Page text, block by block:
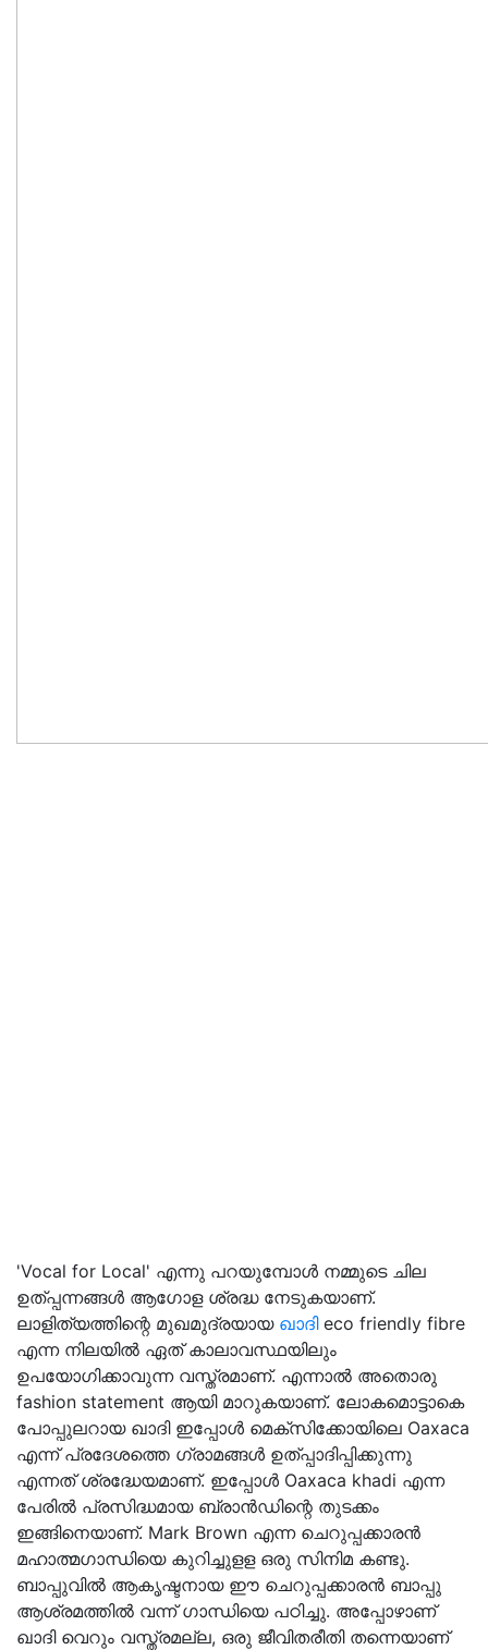
'Vocal for Local' എന്നു പറയുമ്പോള്‍ നമ്മുടെ ചില
ഉത്പ്പന്നങ്ങള്‍ ആഗോള ശ്രദ്ധ നേടുകയാണ്.
ലാളിത്യത്തിന്റെ മുഖമുദ്രയായ ഖാദിeco friendly fibre
എന്ന നിലയില്‍ ഏത് കാലാവസ്ഥയിലും
ഉപയോഗിക്കാവുന്ന വസ്ത്രമാണ്. എന്നാല്‍ അതൊരു
fashion statement ആയി മാറുകയാണ്. ലോകമൊട്ടാകെ
പോപ്പുലറായ ഖാദി ഇപ്പോള്‍ മെക്‌സിക്കോയിലെ Oaxaca
എന്ന് പ്രദേശത്തെ ഗ്രാമങ്ങള്‍ ഉത്പ്പാദിപ്പിക്കുന്നു
എന്നത് ശ്രദ്ധേയമാണ്. ഇപ്പോള്‍ Oaxaca khadi എന്ന
പേരില്‍ പ്രസിദ്ധമായ ബ്രാന്‍ഡിന്റെ തുടക്കം
ഇങ്ങിനെയാണ്. Mark Brown എന്ന ചെറുപ്പക്കാരന്‍
മഹാത്മഗാന്ധിയെ കുറിച്ചുളള ഒരു സിനിമ കണ്ടു.
ബാപ്പുവില്‍ ആകൃഷ്ടനായ ഈ ചെറുപ്പക്കാരന്‍ ബാപ്പു
ആശ്രമത്തില്‍ വന്ന് ഗാന്ധിയെ പഠിച്ചു. അപ്പോഴാണ്
ഖാദി വെറും വസ്ത്രമല്ല, ഒരു ജീവിതരീതി തന്നെയാണ്